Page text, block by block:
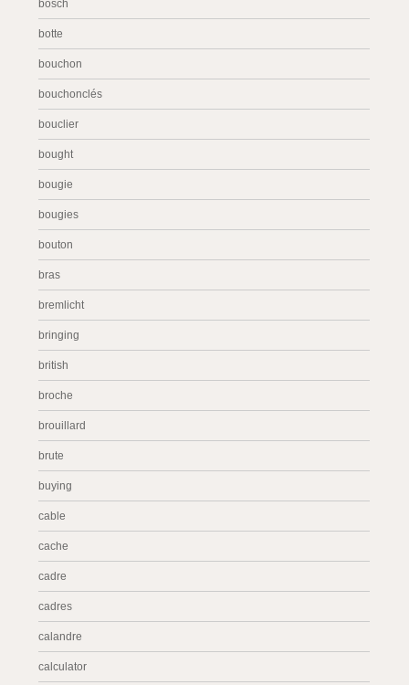
bosch
botte
bouchon
bouchonclés
bouclier
bought
bougie
bougies
bouton
bras
bremlicht
bringing
british
broche
brouillard
brute
buying
cable
cache
cadre
cadres
calandre
calculator